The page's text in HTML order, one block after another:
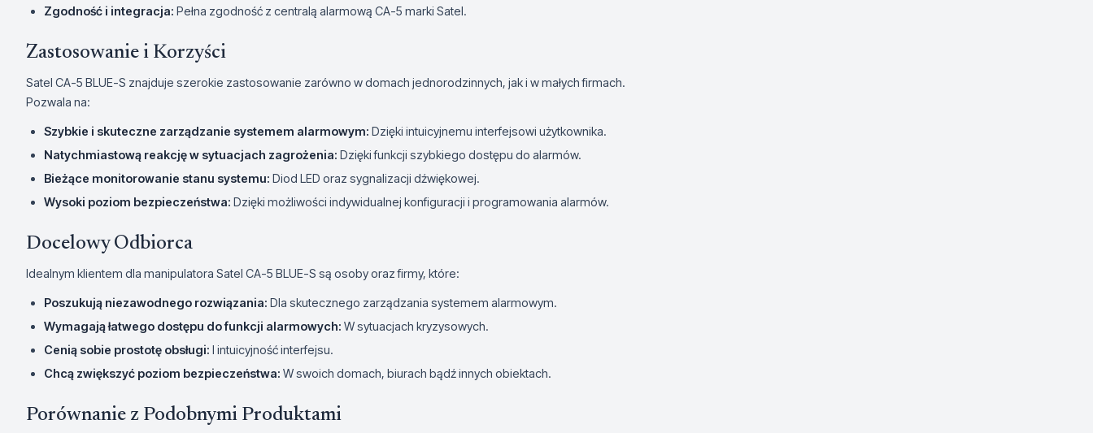
Zgodność i integracja: Pełna zgodność z centralą alarmową CA-5 marki Satel.
Zastosowanie i Korzyści
Satel CA-5 BLUE-S znajduje szerokie zastosowanie zarówno w domach jednorodzinnych, jak i w małych firmach.
Pozwala na:
Szybkie i skuteczne zarządzanie systemem alarmowym: Dzięki intuicyjnemu interfejsowi użytkownika.
Natychmiastową reakcję w sytuacjach zagrożenia: Dzięki funkcji szybkiego dostępu do alarmów.
Bieżące monitorowanie stanu systemu: Diod LED oraz sygnalizacji dźwiękowej.
Wysoki poziom bezpieczeństwa: Dzięki możliwości indywidualnej konfiguracji i programowania alarmów.
Docelowy Odbiorca
Idealnym klientem dla manipulatora Satel CA-5 BLUE-S są osoby oraz firmy, które:
Poszukują niezawodnego rozwiązania: Dla skutecznego zarządzania systemem alarmowym.
Wymagają łatwego dostępu do funkcji alarmowych: W sytuacjach kryzysowych.
Cenią sobie prostotę obsługi: I intuicyjność interfejsu.
Chcą zwiększyć poziom bezpieczeństwa: W swoich domach, biurach bądź innych obiektach.
Porównanie z Podobnymi Produktami